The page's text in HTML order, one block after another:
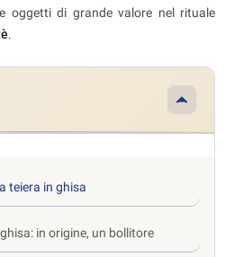
oggetti di grande valore nel rituale
.
teiera in ghisa
in origine, un bollitore